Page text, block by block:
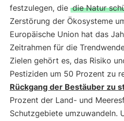
festzulegen, die die Natur
Zerstörung der Ökosysteme
Europäische Union hat das
Zeitrahmen für die
Zielen gehört es, das Risiko
Pestiziden um 50 Prozent zu
Rückgang der Bestäuber zu
Prozent der Land- und
Schutzgebiete umzuwandeln.